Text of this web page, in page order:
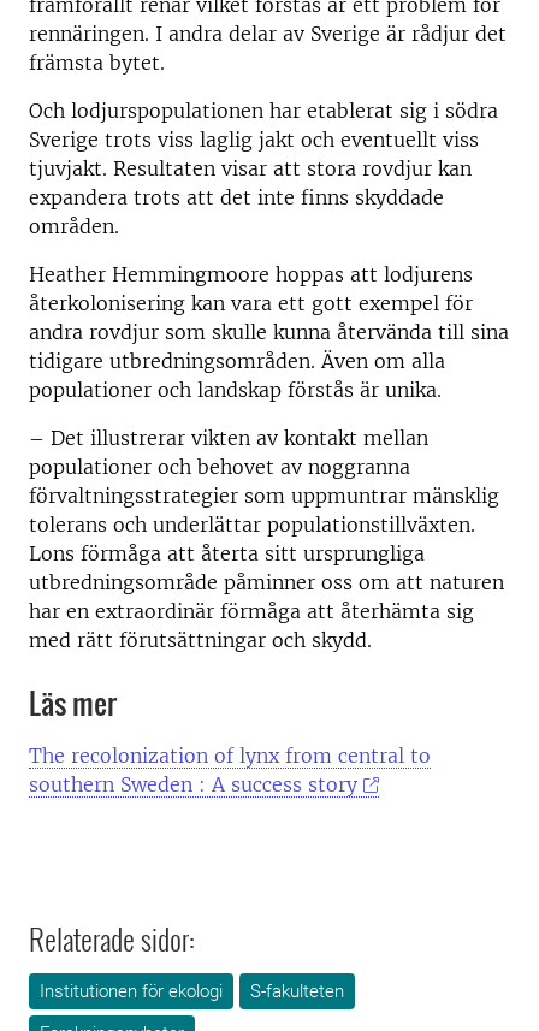
framförallt renar vilket förstås är ett problem för
rennäringen. I andra delar av Sverige är rådjur det
främsta bytet.
Och lodjurspopulationen har etablerat sig i södra
Sverige trots viss laglig jakt och eventuellt viss
tjuvjakt. Resultaten visar att stora rovdjur kan
expandera trots att det inte finns skyddade
områden.
Heather Hemmingmoore hoppas att lodjurens
återkolonisering kan vara ett gott exempel för
andra rovdjur som skulle kunna återvända till sina
tidigare utbredningsområden. Även om alla
populationer och landskap förstås är unika.
­– Det illustrerar vikten av kontakt mellan
populationer och behovet av noggranna
förvaltningsstrategier som uppmuntrar mänsklig
tolerans och underlättar populationstillväxten.
Lons förmåga att återta sitt ursprungliga
utbredningsområde påminner oss om att naturen
har en extraordinär förmåga att återhämta sig
med rätt förutsättningar och skydd.
Läs mer
The recolonization of lynx from central to
southern Sweden : A success story
Relaterade sidor:
Institutionen för ekologi
S-fakulteten